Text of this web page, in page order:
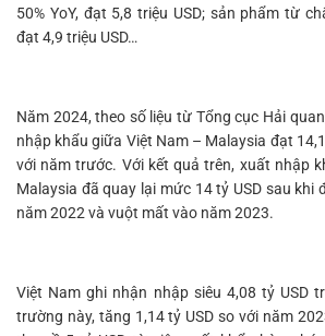
50% YoY, đạt 5,8 triệu USD; sản phẩm từ
đạt 4,9 triệu USD…
Năm 2024, theo số liệu từ Tổng cục Hải
nhập khẩu giữa Việt Nam – Malaysia đạt
với năm trước. Với kết quả trên, xuất nhập
Malaysia đã quay lại mức 14 tỷ USD sau khi
năm 2022 và vuột mất vào năm 2023.
Việt Nam ghi nhận nhập siêu 4,08 tỷ USD
trường này, tăng 1,14 tỷ USD so với năm